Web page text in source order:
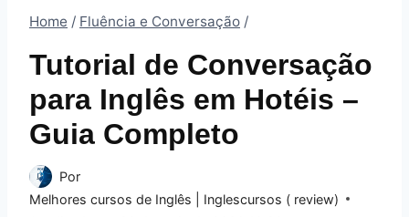
Home / Fluência e Conversação /
Tutorial de Conversação
para Inglês em Hotéis –
Guia Completo
Por
Melhores cursos de Inglês | Inglescursos ( review)